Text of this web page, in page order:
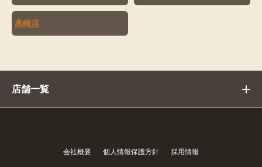
高崎店
店舗一覧
会社概要 個人情報保護方針 採用情報